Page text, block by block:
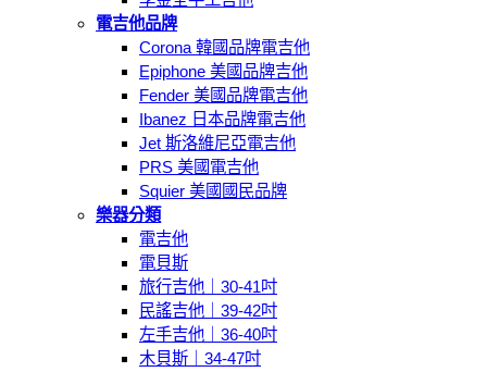
電吉他品牌
Corona 韓國品牌電吉他
Epiphone 美國品牌吉他
Fender 美國品牌電吉他
Ibanez 日本品牌電吉他
Jet 斯洛維尼亞電吉他
PRS 美國電吉他
Squier 美國國民品牌
樂器分類
電吉他
電貝斯
旅行吉他｜30-41吋
民謠吉他｜39-42吋
左手吉他｜36-40吋
木貝斯｜34-47吋